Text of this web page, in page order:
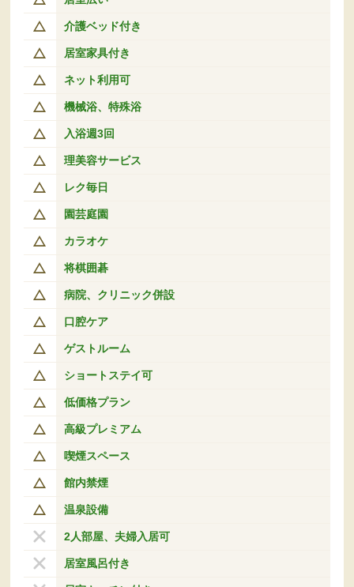
介護ベッド付き
居室家具付き
ネット利用可
機械浴、特殊浴
入浴週3回
理美容サービス
レク毎日
園芸庭園
カラオケ
将棋囲碁
病院、クリニック併設
口腔ケア
ゲストルーム
ショートステイ可
低価格プラン
高級プレミアム
喫煙スペース
館内禁煙
温泉設備
2人部屋、夫婦入居可
居室風呂付き